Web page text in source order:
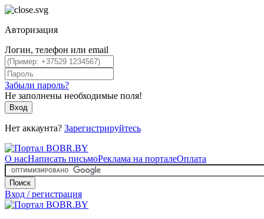
Авторизация
Логин, телефон или email
Забыли пароль?
Не заполнены необходимые поля!
Вход
Нет аккаунта? Зарегистрируйтесь
О насНаписать письмоРеклама на порталеОплата
Поиск
Вход / регистрация